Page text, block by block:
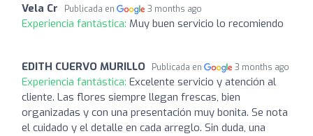
Vela Cr Publicada en 3 months ago
Experiencia fantástica: Muy buen servicio lo recomiendo
EDITH CUERVO MURILLO Publicada en 3 months ago
Experiencia fantástica: Excelente servicio y atención al
cliente. Las flores siempre llegan frescas, bien
organizadas y con una presentación muy bonita. Se nota
el cuidado y el detalle en cada arreglo. Sin duda, una